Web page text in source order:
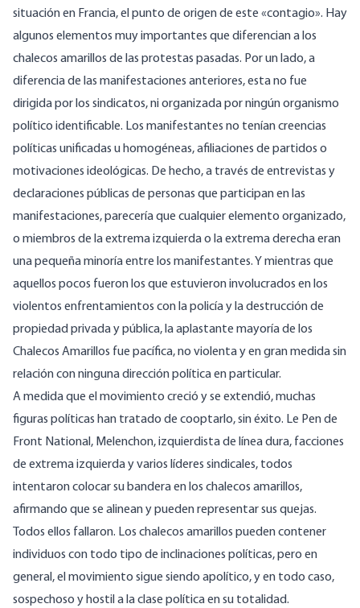
situación en Francia, el punto de origen de este «contagio». Hay
algunos elementos muy importantes que diferencian a los
chalecos amarillos de las protestas pasadas. Por un lado, a
diferencia de las manifestaciones anteriores, esta no fue
dirigida por los sindicatos, ni organizada por ningún organismo
político identificable. Los manifestantes no tenían creencias
políticas unificadas u homogéneas, afiliaciones de partidos o
motivaciones ideológicas. De hecho, a través de entrevistas y
declaraciones públicas de personas que participan en las
manifestaciones, parecería que cualquier elemento organizado,
o miembros de la extrema izquierda o la extrema derecha eran
una pequeña minoría entre los manifestantes. Y mientras que
aquellos pocos fueron los que estuvieron involucrados en los
violentos enfrentamientos con la policía y la destrucción de
propiedad privada y pública, la aplastante mayoría de los
Chalecos Amarillos fue pacífica, no violenta y en gran medida sin
relación con ninguna dirección política en particular.
A medida que el movimiento creció y se extendió, muchas
figuras políticas han tratado de cooptarlo, sin éxito. Le Pen de
Front National, Melenchon, izquierdista de línea dura, facciones
de extrema izquierda y varios líderes sindicales, todos
intentaron colocar su bandera en los chalecos amarillos,
afirmando que se alinean y pueden representar sus quejas.
Todos ellos fallaron. Los chalecos amarillos pueden contener
individuos con todo tipo de inclinaciones políticas, pero en
general, el movimiento sigue siendo apolítico, y en todo caso,
sospechoso y hostil a la clase política en su totalidad.